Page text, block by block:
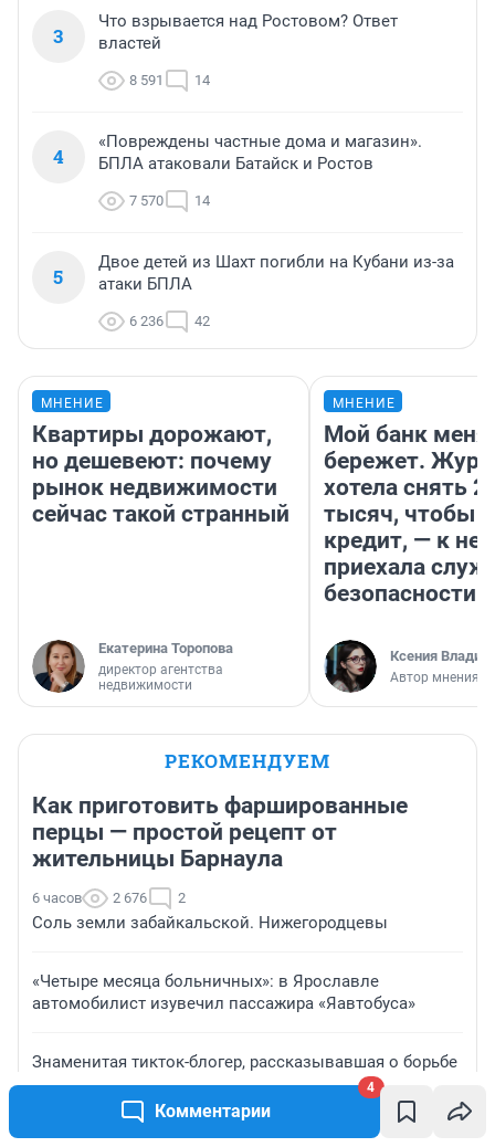
Комментарии
4
3
Что взрывается над Ростовом? Ответ
властей
8 591 14
4
«Повреждены частные дома и магазин».
БПЛА атаковали Батайск и Ростов
7 570 14
5
Двое детей из Шахт погибли на Кубани из-за
атаки БПЛА
6 236 42
МНЕНИЕ
Квартиры дорожают,
но дешевеют: почему
рынок недвижимости
сейчас такой странный
Екатерина Торопова
директор агентства
недвижимости
МНЕНИЕ
Мой банк меня
бережет.
хотела снять
тысяч, чтобы
кредит, — к
приехала
безопасности
Ксения
Автор мнения
РЕКОМЕНДУЕМ
Как приготовить фаршированные
перцы — простой рецепт от
жительницы Барнаула
6 часов 2 676 2
Соль земли забайкальской. Нижегородцевы
«Четыре месяца больничных»: в Ярославле
автомобилист изувечил пассажира «Яавтобуса»
Знаменитая тикток-блогер, рассказывавшая о борьбе
с редкой формой рака, умерла в возрасте 26 лет
«Ну вот и всё»: звезда «Дома-2» развелась с